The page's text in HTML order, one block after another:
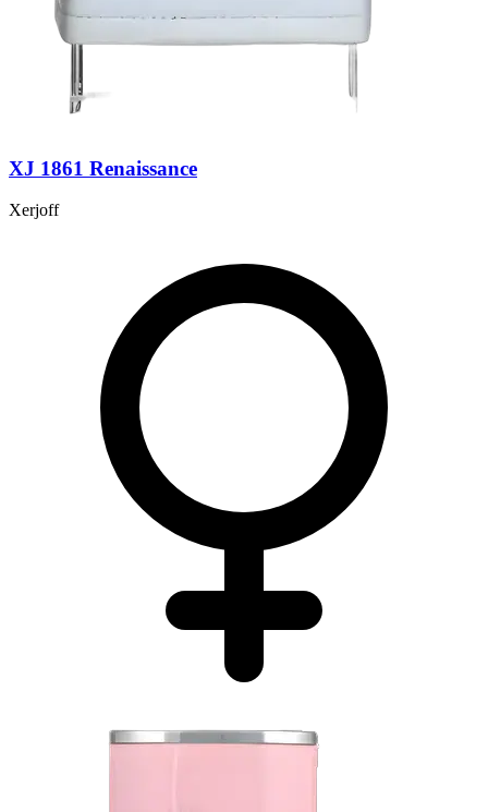
XJ 1861 Renaissance
Xerjoff